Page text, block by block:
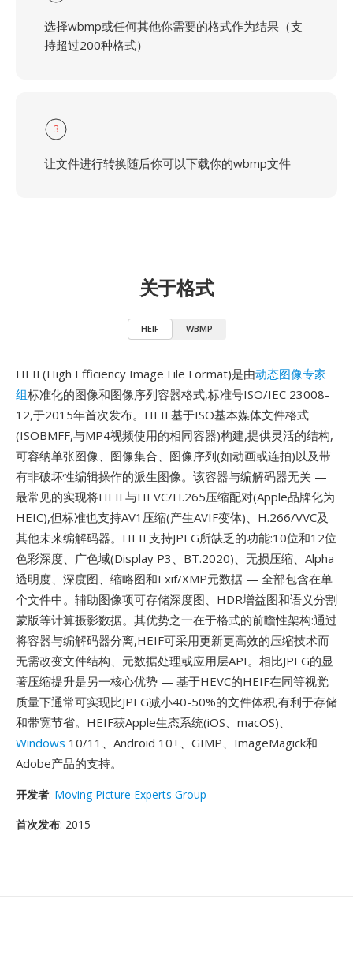
选择wbmp或任何其他你需要的格式作为结果（支
持超过200种格式）
3
让文件进行转换随后你可以下载你的wbmp文件
关于格式
HEIF WBMP
HEIF(High Efficiency Image File Format)是由动态图像专家
组标准化的图像和图像序列容器格式,标准号ISO/IEC 23008-
12,于2015年首次发布。HEIF基于ISO基本媒体文件格式
(ISOBMFF,与MP4视频使用的相同容器)构建,提供灵活的结构,
可容纳单张图像、图像集合、图像序列(如动画或连拍)以及带
有非破坏性编辑操作的派生图像。该容器与编解码器无关 —
最常见的实现将HEIF与HEVC/H.265压缩配对(Apple品牌化为
HEIC),但标准也支持AV1压缩(产生AVIF变体)、H.266/VVC及
其他未来编解码器。HEIF支持JPEG所缺乏的功能:10位和12位
色彩深度、广色域(Display P3、BT.2020)、无损压缩、Alpha
透明度、深度图、缩略图和Exif/XMP元数据 — 全部包含在单
个文件中。辅助图像项可存储深度图、HDR增益图和语义分割
蒙版等计算摄影数据。其优势之一在于格式的前瞻性架构:通过
将容器与编解码器分离,HEIF可采用更新更高效的压缩技术而
无需改变文件结构、元数据处理或应用层API。相比JPEG的显
著压缩提升是另一核心优势 — 基于HEVC的HEIF在同等视觉
质量下通常可实现比JPEG减小40-50%的文件体积,有利于存储
和带宽节省。HEIF获Apple生态系统(iOS、macOS)、
Windows 10/11、Android 10+、GIMP、ImageMagick和
Adobe产品的支持。
开发者: Moving Picture Experts Group
首次发布: 2015